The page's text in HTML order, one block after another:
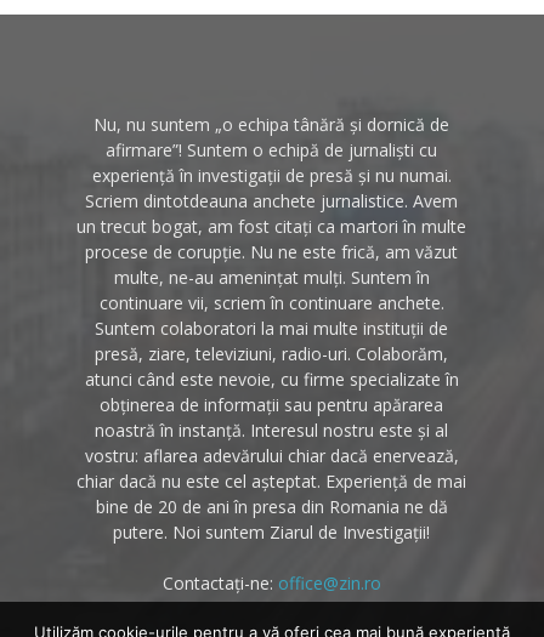
Nu, nu suntem „o echipa tânără și dornică de
afirmare”! Suntem o echipă de jurnaliști cu
experiență în investigații de presă și nu numai.
Scriem dintotdeauna anchete jurnalistice. Avem
un trecut bogat, am fost citați ca martori în multe
procese de corupție. Nu ne este frică, am văzut
multe, ne-au amenințat mulți. Suntem în
continuare vii, scriem în continuare anchete.
Suntem colaboratori la mai multe instituții de
presă, ziare, televiziuni, radio-uri. Colaborăm,
atunci când este nevoie, cu firme specializate în
obținerea de informații sau pentru apărarea
noastră în instanță. Interesul nostru este și al
vostru: aflarea adevărului chiar dacă enervează,
chiar dacă nu este cel așteptat. Experiență de mai
bine de 20 de ani în presa din Romania ne dă
putere. Noi suntem Ziarul de Investigații!
Contactați-ne: office@zin.ro
Utilizăm cookie-urile pentru a vă oferi cea mai bună experiență